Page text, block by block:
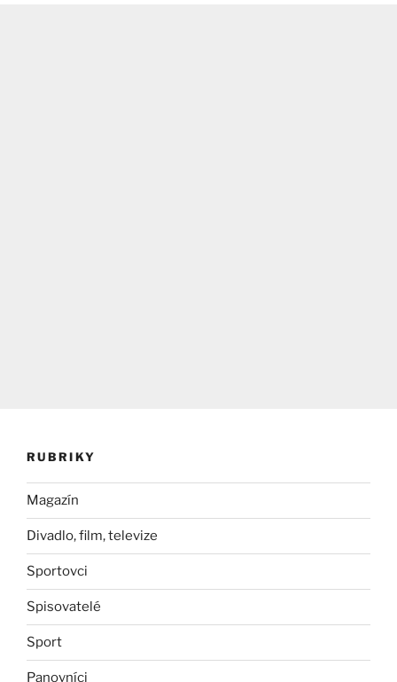
RUBRIKY
Magazín
Divadlo, film, televize
Sportovci
Spisovatelé
Sport
Panovníci